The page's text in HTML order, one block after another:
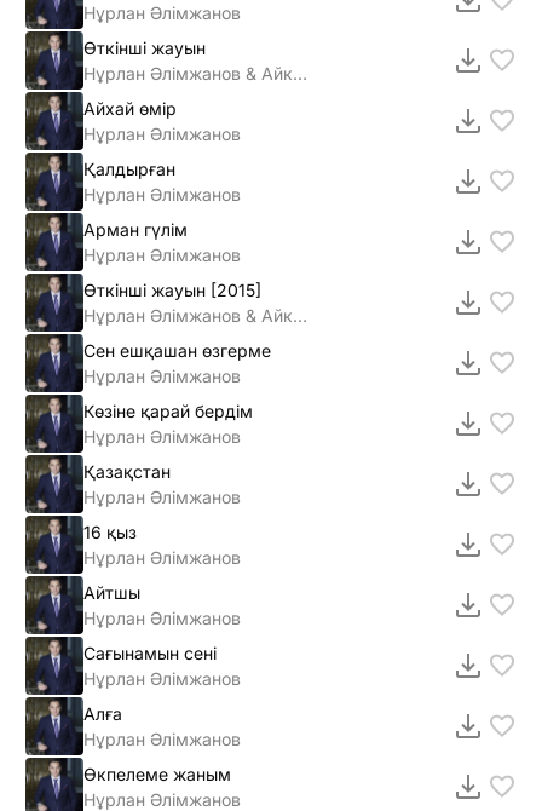
Нұрлан Әлімжанов
Өткінші жауын
Нұрлан Әлімжанов & Айкерім Қалаубаева
Айхай өмір
Нұрлан Әлімжанов
Қалдырған
Нұрлан Әлімжанов
Арман гүлім
Нұрлан Әлімжанов
Өткiншi жауын [2015]
Нұрлан Әлiмжанов & Айкерiм Қалаубаева
Сен ешқашан өзгерме
Нұрлан Әлімжанов
Көзіне қарай бердім
Нұрлан Әлімжанов
Қазақстан
Нұрлан Әлімжанов
16 қыз
Нұрлан Әлімжанов
Айтшы
Нұрлан Әлімжанов
Сағынамын сені
Нұрлан Әлімжанов
Алға
Нұрлан Әлімжанов
Өкпелеме жаным
Нұрлан Әлімжанов